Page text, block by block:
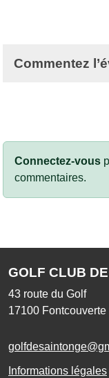
Commentez
Connectez-vous
commentaires.
GOLF CLUB
43 route du Golf
17100 Fontcouverte
Informations légales